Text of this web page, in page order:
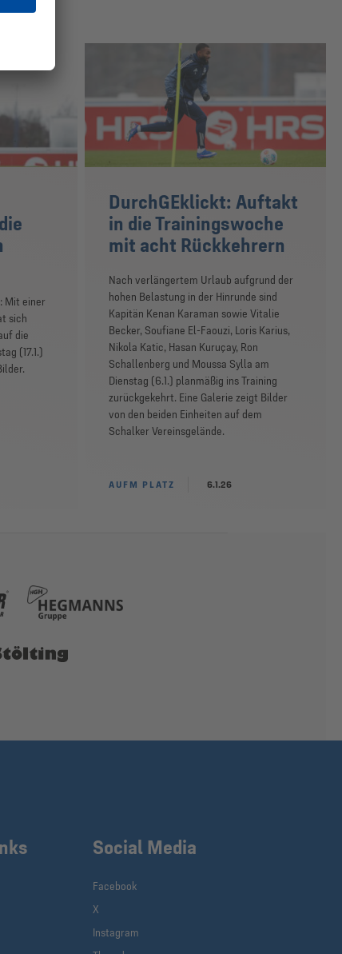
Mit einer
sich
die
(17.1.)
DurchGEklickt: Auftakt
in die Trainingswoche
mit acht Rückkehrern
Nach verlängertem Urlaub aufgrund der
hohen Belastung in der Hinrunde sind
Kapitän Kenan Karaman sowie Vitalie
Becker, Soufiane El-Faouzi, Loris Karius,
Nikola Katic, Hasan Kuruçay, Ron
Schallenberg und Moussa Sylla am
Dienstag (6.1.) planmäßig ins Training
zurückgekehrt. Eine Galerie zeigt Bilder
von den beiden Einheiten auf dem
Schalker Vereinsgelände.
AUFM PLATZ 6.1.26
Social Media
Facebook
X
Instagram